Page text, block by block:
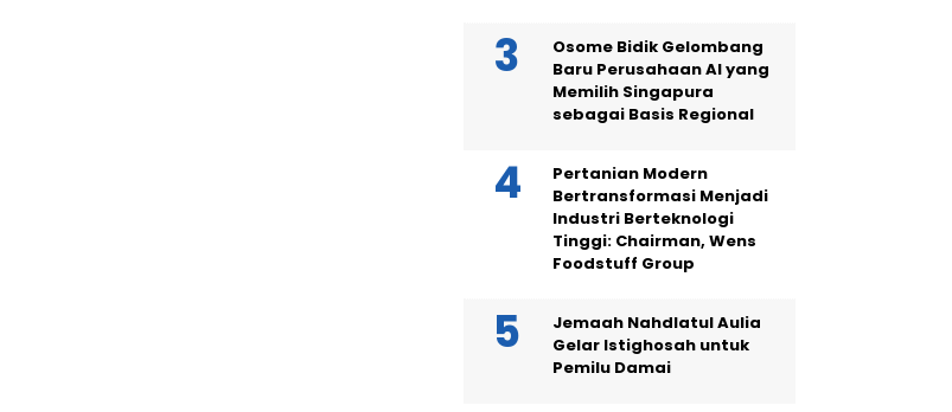
Osome Bidik Gelombang
Baru Perusahaan AI yang
Memilih Singapura
sebagai Basis Regional
Pertanian Modern
Bertransformasi Menjadi
Industri Berteknologi
Tinggi: Chairman, Wens
Foodstuff Group
Jemaah Nahdlatul Aulia
Gelar Istighosah untuk
Pemilu Damai